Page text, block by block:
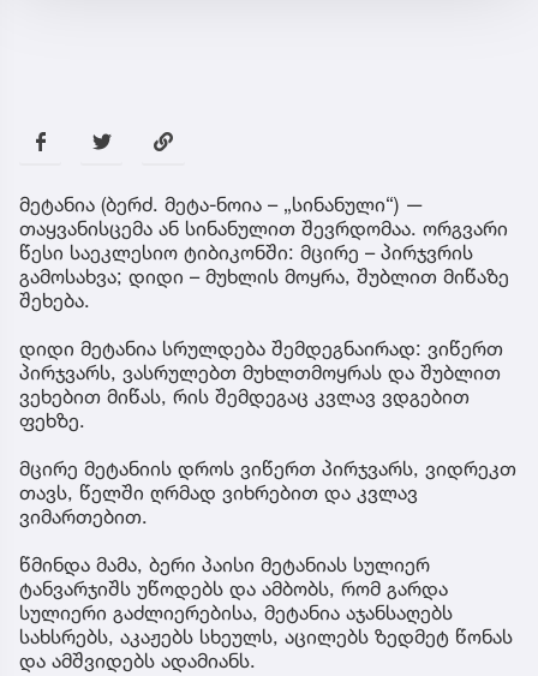
მეტანია (ბერძ. მეტა-ნოია – „სინანული“) —
თაყვანისცემა ან სინანულით შევრდომაა. ორგვარი
წესი საეკლესიო ტიბიკონში: მცირე – პირჯვრის
გამოსახვა; დიდი – მუხლის მოყრა, შუბლით მიწაზე
შეხება.
დიდი მეტანია სრულდება შემდეგნაირად: ვიწერთ
პირჯვარს, ვასრულებთ მუხლთმოყრას და შუბლით
ვეხებით მიწას, რის შემდეგაც კვლავ ვდგებით
ფეხზე.
მცირე მეტანიის დროს ვიწერთ პირჯვარს, ვიდრეკთ
თავს, წელში ღრმად ვიხრებით და კვლავ
ვიმართებით.
წმინდა მამა, ბერი პაისი მეტანიას სულიერ
ტანვარჯიშს უწოდებს და ამბობს, რომ გარდა
სულიერი გაძლიერებისა, მეტანია აჯანსაღებს
სახსრებს, აკაჟებს სხეულს, აცილებს ზედმეტ წონას
და ამშვიდებს ადამიანს.